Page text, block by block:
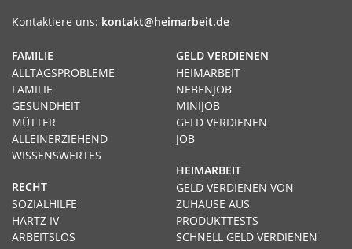
Kontaktiere uns: kontakt@heimarbeit.de
GELD VERDIENEN
HEIMARBEIT
NEBENJOB
MINIJOB
GELD VERDIENEN
JOB
HEIMARBEIT
GELD VERDIENEN VON
ZUHAUSE AUS
PRODUKTTESTS
SCHNELL GELD VERDIENEN
FAMILIE
ALLTAGSPROBLEME
FAMILIE
GESUNDHEIT
MÜTTER
ALLEINERZIEHEND
WISSENSWERTES
RECHT
SOZIALHILFE
HARTZ IV
ARBEITSLOS